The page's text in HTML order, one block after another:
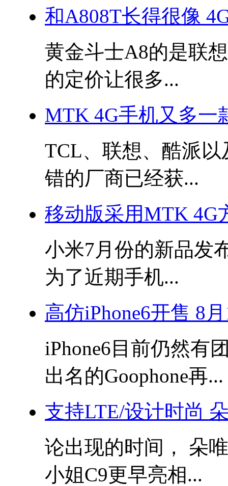
和A808T长得很像
黄金斗士A8的是联
的定价让很多...
MTK 4G手机又多一
TCL、联想、酷派
错的厂商已经获...
移动版采用MTK 4G
小米7月份的新品发
为了近期手机...
高仿iPhone6开售 8
iPhone6目前仍然有
出名的Goophone再...
支持LTE/设计时尚
论出现的时间， 朵
小姐C9更早亮相...